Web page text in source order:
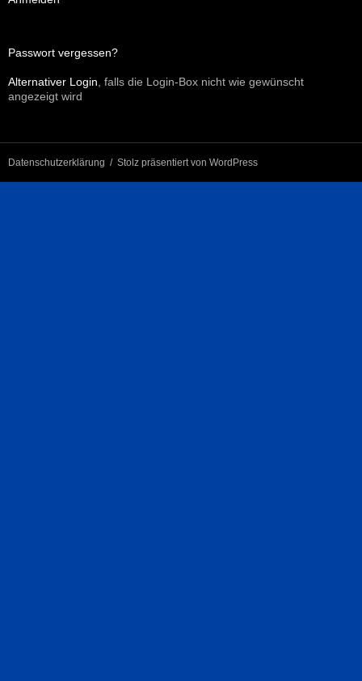
Passwort vergessen?
Alternativer Login , falls die Login-Box nicht wie gewünscht
angezeigt wird
Datenschutzerklärung Stolz präsentiert von WordPress